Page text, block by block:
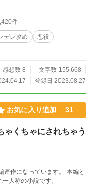
ャラが出てきますが恋愛関係
ベルスさんで先行更新中。
■性描写がある話に▲を付け
件
デレ攻め
悪役
感想数 8
文字数 155,668
登録日 2023.08.27
お気に入り追加 31
ゃくちゃにされちゃう
作になっています。 本編と
人称の小説です。